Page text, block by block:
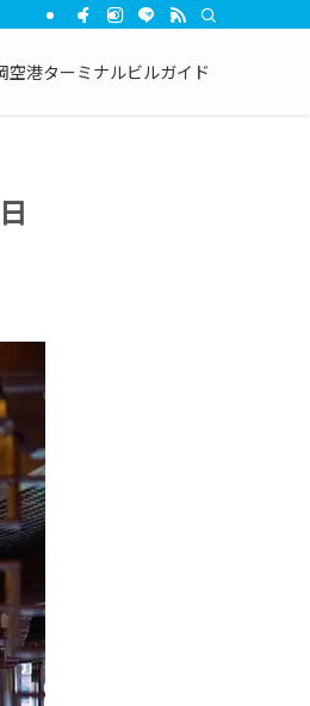
空港ターミナルビルガイド